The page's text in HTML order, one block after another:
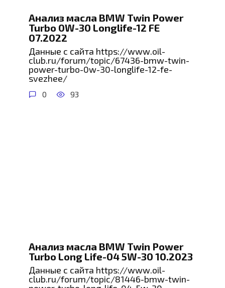
Анализ масла BMW Twin Power
Turbo 0W-30 Longlife-12 FE
07.2022
Данные с сайта https://www.oil-
club.ru/forum/topic/67436-bmw-twin-
power-turbo-0w-30-longlife-12-fe-
svezhee/
0 93
Анализ масла BMW Twin Power
Turbo Long Life-04 5W-30 10.2023
Данные с сайта https://www.oil-
club.ru/forum/topic/81446-bmw-twin-